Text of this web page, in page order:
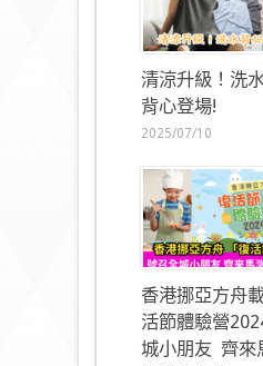
清涼升級！洗
背心登場!
2025/07/10
香港挪亞方舟
活節體驗營
城小朋友 齊來